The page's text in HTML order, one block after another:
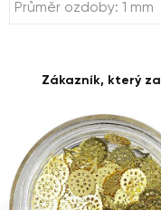
Průměr ozdoby: 1 mm
Zákazník, který